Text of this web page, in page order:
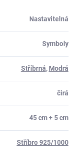
Nastavitelná
Symboly
Stříbrná, Modrá
čirá
45 cm + 5 cm
Stříbro 925/1000